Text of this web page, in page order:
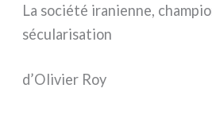
La société iranienne,
sécularisation
d’Olivier Roy